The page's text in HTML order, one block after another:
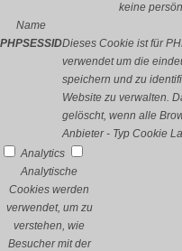
keine
Name
PHPSESSIDDieses Cookie ist für
verwendet um die
speichern und zu
Website zu verwalten.
gelöscht, wenn alle
Anbieter - Typ Cookie
Analytics
Analytische
Cookies werden
verwendet, um zu
verstehen, wie
Besucher mit der